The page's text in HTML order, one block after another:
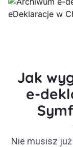
Jak
Nie musisz